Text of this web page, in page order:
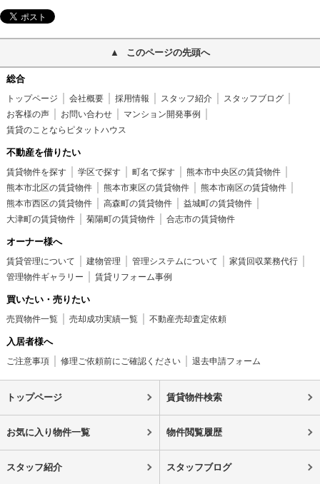
このページの先頭へ
総合
トップページ 会社概要 採用情報 スタッフ紹介
スタッフブログ
お客様の声
お問い合わせ
マンション開発事例
賃貸のことならピタットハウス
不動産を借りたい
賃貸物件を探す 学区で探す 町名で探す
熊本市中央区の賃貸物件
熊本市北区の賃貸物件
熊本市東区の賃貸物件
熊本市南区の賃貸物件
熊本市西区の賃貸物件
高森町の賃貸物件
益城町の賃貸物件
大津町の賃貸物件
菊陽町の賃貸物件 合志市の賃貸物件
オーナー様へ
賃貸管理について 建物管理 管理システムについて
家賃回収業務代行
管理物件ギャラリー
賃貸リフォーム事例
買いたい・売りたい
売買物件一覧 売却成功実績一覧 不動産売却査定依頼
入居者様へ
ご注意事項 修理ご依頼前にご確認ください 退去申請フォーム
トップページ 賃貸物件検索
お気に入り物件一覧 物件閲覧履歴
スタッフ紹介 スタッフブログ